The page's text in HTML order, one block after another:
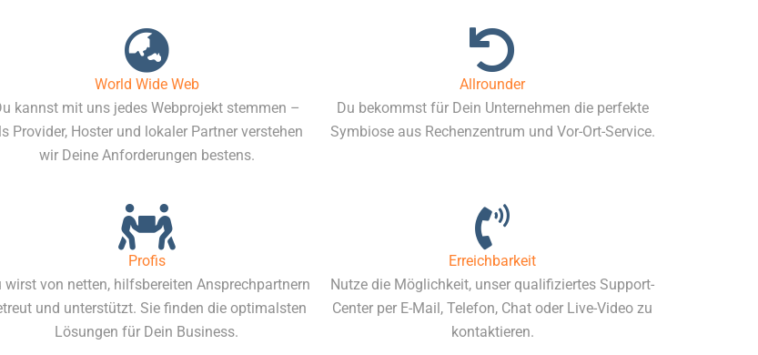
World Wide Web
kannst mit uns jedes Webprojekt stemmen –
Provider, Hoster und lokaler Partner verstehen
wir Deine Anforderungen bestens.
Allrounder
Du bekommst für Dein Unternehmen die perfekte
Symbiose aus Rechenzentrum und Vor-Ort-Service.
Profis
wirst von netten, hilfsbereiten Ansprechpartnern
und unterstützt. Sie finden die optimalsten
Lösungen für Dein Business.
Erreichbarkeit
Nutze die Möglichkeit, unser qualifiziertes Support-
Center per E-Mail, Telefon, Chat oder Live-Video zu
kontaktieren.